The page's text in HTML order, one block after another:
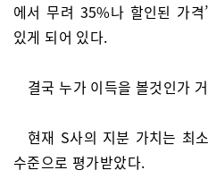
에서 무려 35%나 할인된 가
있게 되어 있다.
결국 누가 이득을 볼것인가
현재 S사의 지분 가치는 최
수준으로 평가받았다.